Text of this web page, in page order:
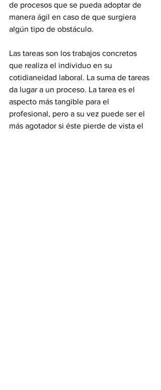
de procesos que se pueda adoptar de
manera ágil en caso de que surgiera
algún tipo de obstáculo.
Las tareas son los trabajos concretos
que realiza el individuo en su
cotidianeidad laboral. La suma de tareas
da lugar a un proceso. La tarea es el
aspecto más tangible para el
profesional, pero a su vez puede ser el
más agotador si éste pierde de vista el